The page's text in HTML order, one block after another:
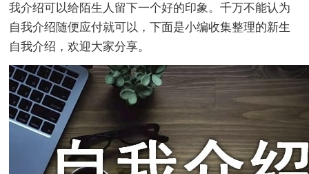
我介绍可以给陌生人留下一个好的印象。千万不能认为
自我介绍随便应付就可以，下面是小编收集整理的新生
自我介绍，欢迎大家分享。